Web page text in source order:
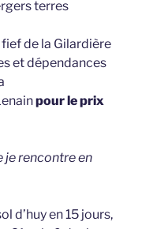
terres
de la Gilardière
et dépendances
pour le prix
je rencontre en
d’huy en 15 jours,